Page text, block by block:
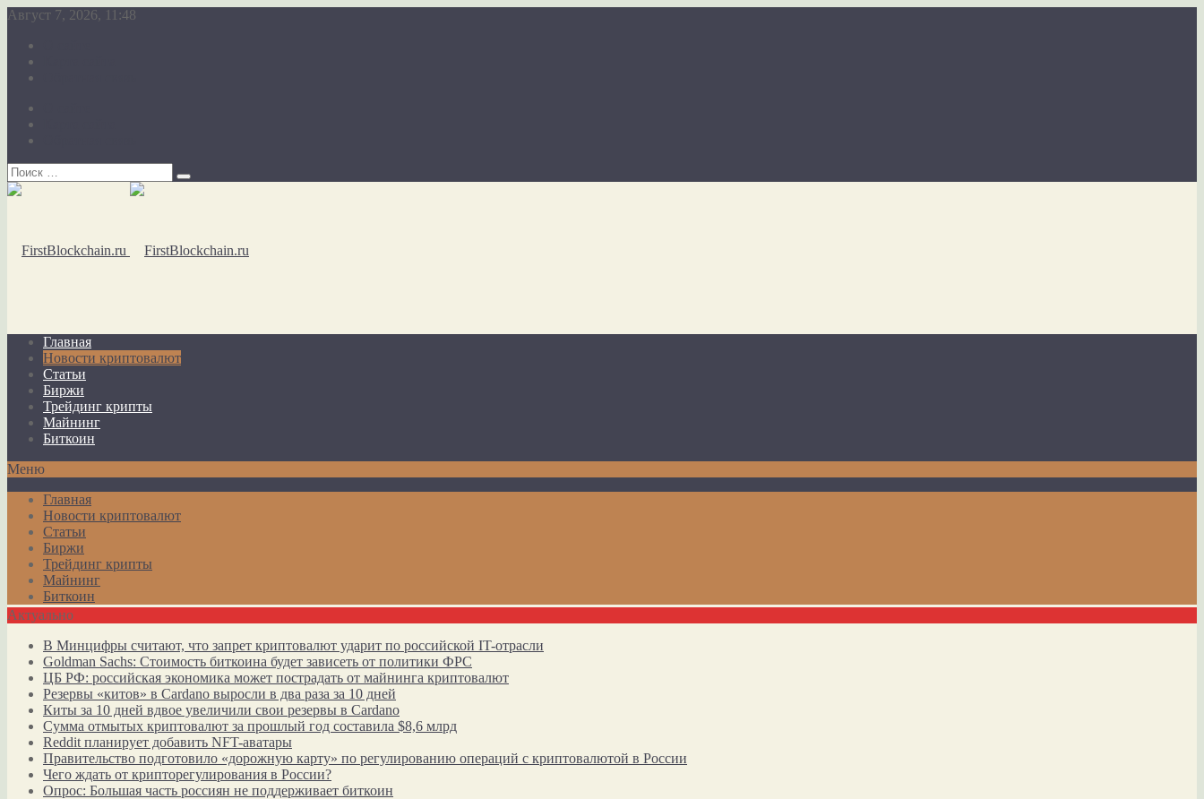
Август 7, 2026, 11:48
Главная
Новости криптовалют
Статьи
Биржи
Трейдинг крипты
Майнинг
Биткоин
Меню
Главная
Новости криптовалют
Статьи
Биржи
Трейдинг крипты
Майнинг
Биткоин
Актуально
В Минцифры считают, что запрет криптовалют ударит по российской IT-отрасли
Goldman Sachs: Стоимость биткоина будет зависеть от политики ФРС
ЦБ РФ: российская экономика может пострадать от майнинга криптовалют
Резервы «китов» в Cardano выросли в два раза за 10 дней
Киты за 10 дней вдвое увеличили свои резервы в Cardano
Сумма отмытых криптовалют за прошлый год составила $8,6 млрд
Reddit планирует добавить NFT-аватары
Правительство подготовило «дорожную карту» по регулированию операций с криптовалютой в России
Чего ждать от крипторегулирования в России?
Опрос: Большая часть россиян не поддерживает биткоин